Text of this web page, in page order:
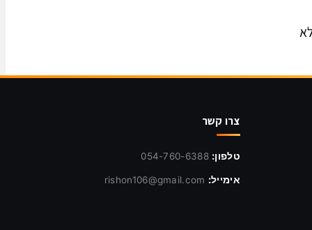
צרו קשר
טלפון: 054-760-6388
אימייל: rishon106@gmail.com